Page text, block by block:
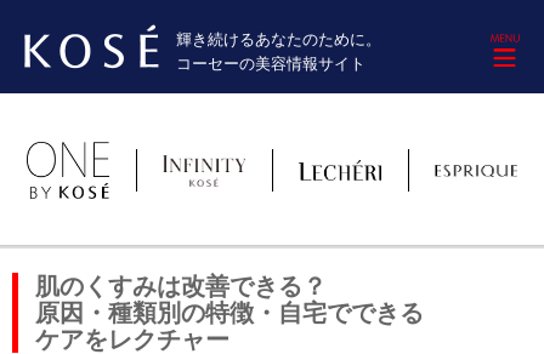
輝き続けるあなたのために。
コーセーの美容情報サイト
肌のくすみは改善できる？
原因・種類別の特徴・自宅でできる
ケアをレクチャー